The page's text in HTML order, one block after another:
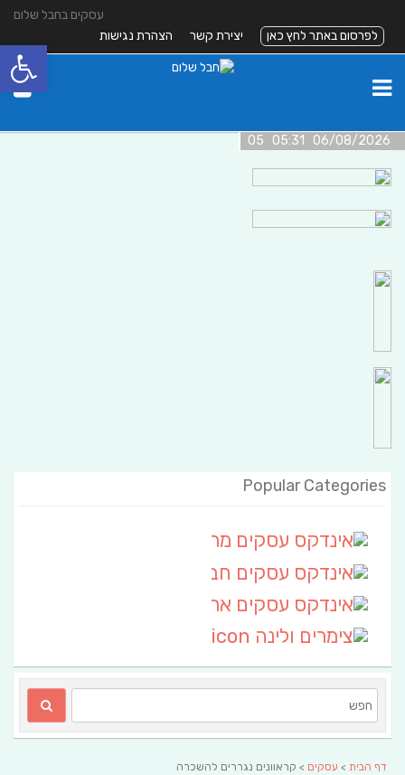
עסקים בחבל שלום
לפרסום באתר לחץ כאן
יצירת קשר הצהרת נגישות
06/08/2026 05:31 05
Popular Categories
דף הבית > עסקים > קראוונים נגררים להשכרה
פתח